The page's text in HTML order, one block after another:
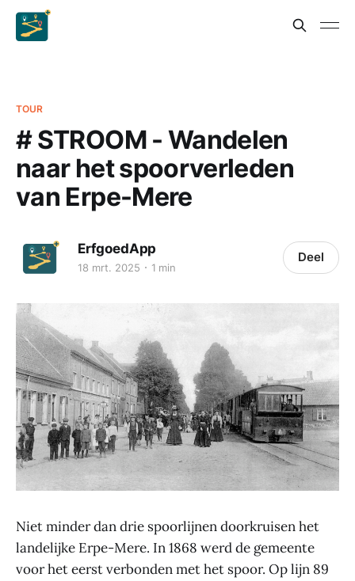
TOUR
# STROOM - Wandelen
naar het spoorverleden
van Erpe-Mere
ErfgoedApp
18 mrt. 2025 1 min
Deel
Niet minder dan drie spoorlijnen doorkruisen het
landelijke Erpe-Mere. In 1868 werd de gemeente
voor het eerst verbonden met het spoor. Op lijn 89